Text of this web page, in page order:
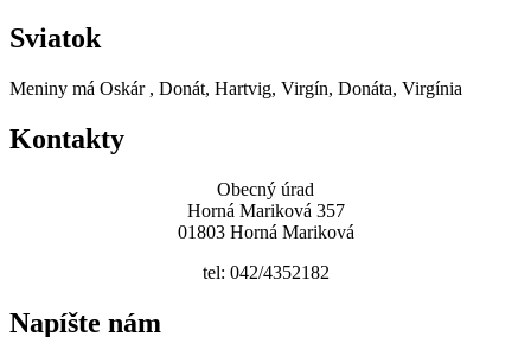
Sviatok
Meniny má Oskár , Donát, Hartvig, Virgín, Donáta, Virgínia
Kontakty
Obecný úrad
Horná Mariková 357
01803 Horná Mariková
tel: 042/4352182
Napíšte nám